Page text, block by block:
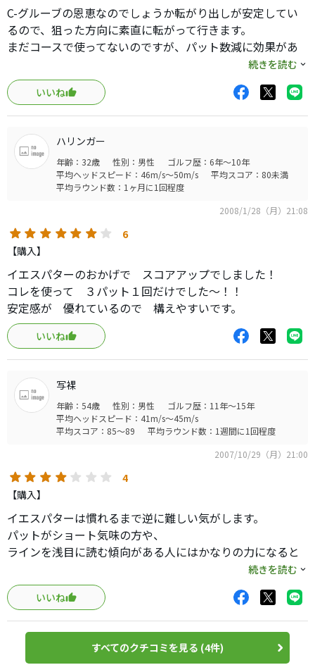
良くなりました。
強いて不満を挙げるなら塗装はオデッセイやスコッテイに
比べてやや弱いかな。
C-グルーブの恩恵なのでしょうか転がり出しが安定してい
るので、狙った方向に素直に転がって行きます。
まだコースで使ってないのですが、パット数減に効果があ
続きを読む
いいね
ハリンガー
年齢：32歳 性別：男性
ゴルフ歴：6年～10年
平均ヘッドスピード：46m/s～50m/s
平均スコア：80未満
平均ラウンド数：1ヶ月に1回程度
2008/1/28（月）21:08
6
【購入】
イエスパターのおかげで スコアアップでしました！
コレを使って ３パット１回だけでした〜！！
安定感が 優れているので 構えやすいです。
いいね
写裸
年齢：54歳 性別：男性
ゴルフ歴：11年～15年
平均ヘッドスピード：41m/s～45m/s
平均スコア：85～89
平均ラウンド数：1週間に1回程度
2007/10/29（月）21:00
4
【購入】
イエスパターは慣れるまで逆に難しい気がします。
パットがショート気味の方や、
ラインを浅目に読む傾向がある人にはかなりの力になると
ビクトリアは、ヘッドバランスが少し軽いかも？！
続きを読む
いいね
すべてのクチコミを見る (4件)